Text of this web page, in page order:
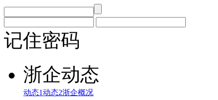
记住密码
浙企动态
动态1动态2浙企概况